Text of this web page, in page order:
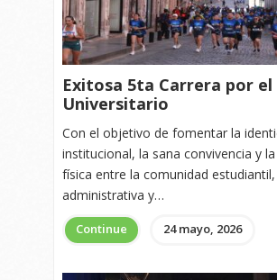
Exitosa 5ta Carrera por
Universitario
Con el objetivo de fomentar la
institucional, la sana convivencia y
física entre la comunidad
administrativa y…
Continue 24 mayo, 2026